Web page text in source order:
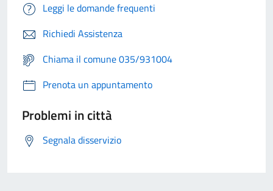
Leggi le domande frequenti
Richiedi Assistenza
Chiama il comune 035/931004
Prenota un appuntamento
Problemi in città
Segnala disservizio